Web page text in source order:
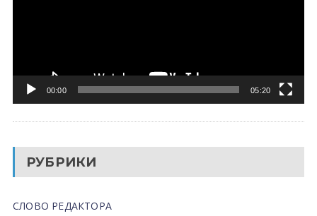
00:00 05:20
РУБРИКИ
СЛОВО РЕДАКТОРА